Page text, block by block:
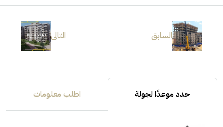
السابق التالى
حدد موعدًا لجولة اطلب معلومات